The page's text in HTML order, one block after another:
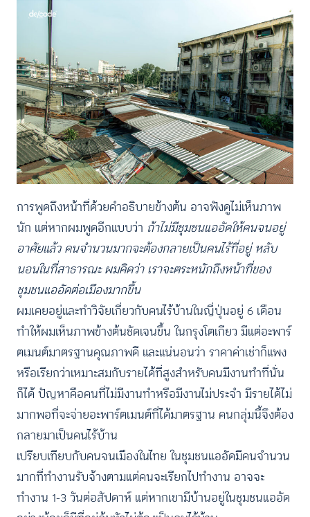
การพูดถึงหน้าที่ด้วยคำอธิบายข้างต้น อาจฟังดูไม่เห็นภาพ
นัก แต่หากผมพูดอีกแบบว่า ถ้าไม่มีชุมชนแออัดให้คนจนอยู่
อาศัยแล้ว คนจำนวนมากจะต้องกลายเป็นคนไร้ที่อยู่ หลับ
นอนในที่สาธารณะ ผมคิดว่า เราจะตระหนักถึงหน้าที่ของ
ชุมชนแออัดต่อเมืองมากขึ้น
ผมเคยอยู่และทำวิจัยเกี่ยวกับคนไร้บ้านในญี่ปุ่นอยู่ 6 เดือน
ทำให้ผมเห็นภาพข้างต้นชัดเจนขึ้น ในกรุงโตเกียว มีแต่อะพาร์
ตเมนต์มาตรฐานคุณภาพดี และแน่นอนว่า ราคาค่าเช่าก็แพง
หรือเรียกว่าเหมาะสมกับรายได้ที่สูงสำหรับคนมีงานทำที่นั่น
ก็ได้ ปัญหาคือคนที่ไม่มีงานทำหรือมีงานไม่ประจำ มีรายได้ไม่
มากพอที่จะจ่ายอะพาร์ตเมนต์ที่ได้มาตรฐาน คนกลุ่มนี้จึงต้อง
กลายมาเป็นคนไร้บ้าน
เปรียบเทียบกับคนจนเมืองในไทย ในชุมชนแออัดมีคนจำนวน
มากที่ทำงานรับจ้างตามแต่คนจะเรียกไปทำงาน อาจจะ
ทำงาน 1-3 วันต่อสัปดาห์ แต่หากเขามีบ้านอยู่ในชุมชนแออัด